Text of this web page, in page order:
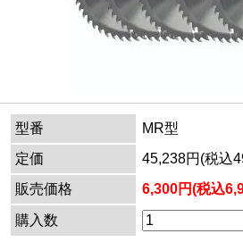
型番
MR型
定価
45,238円(税込
販売価格
6,300円(税込
購入数